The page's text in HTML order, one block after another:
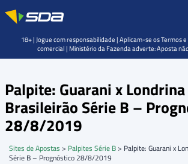
Palpite: Guarani x
Brasileirão Série B –
28/8/2019
Sites de Apostas > Palpites Série B > Palpite: Guarani x
Série B – Prognóstico 28/8/2019
18+ | Jogue com responsabilidade | Aplicam-se os Termos
comercial | Ministério da Fazenda adverte: Aposta